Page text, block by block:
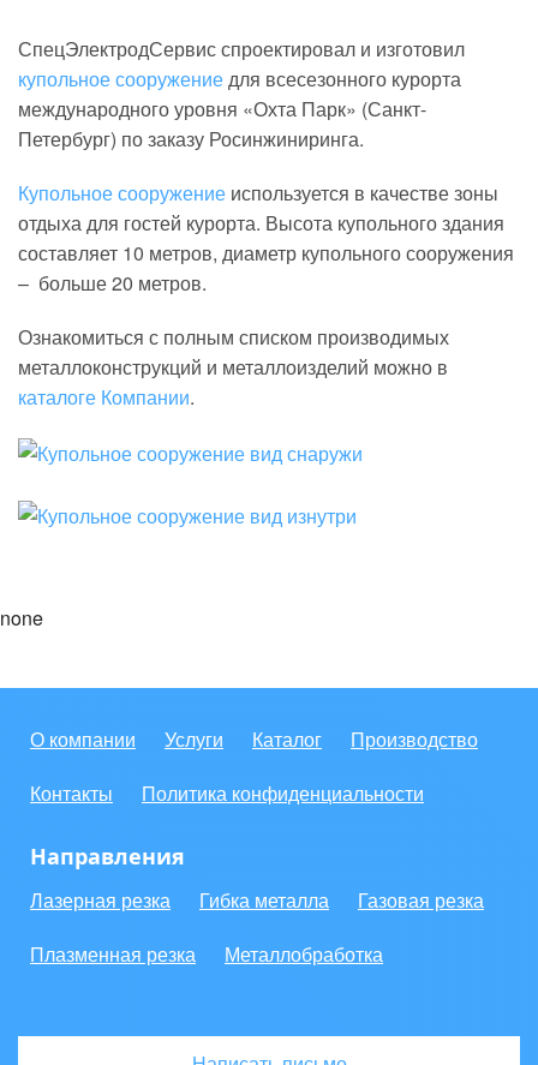
СпецЭлектродСервис спроектировал и изготовил
купольное сооружениедля всесезонного курорта
международного уровня «Охта Парк» (Санкт-
Петербург) по заказу Росинжиниринга.
Купольное сооружение используется в качестве зоны
отдыха для гостей курорта. Высота купольного здания
составляет 10 метров, диаметр купольного сооружения
– больше 20 метров.
Ознакомиться с полным списком производимых
металлоконструкций и металлоизделий можно в
каталоге Компании.
none
О компании Услуги Каталог
Производство
Контакты
Политика конфиденциальности
Направления
Лазерная резка Гибка металла
Газовая резка
Плазменная резка
Металлобработка